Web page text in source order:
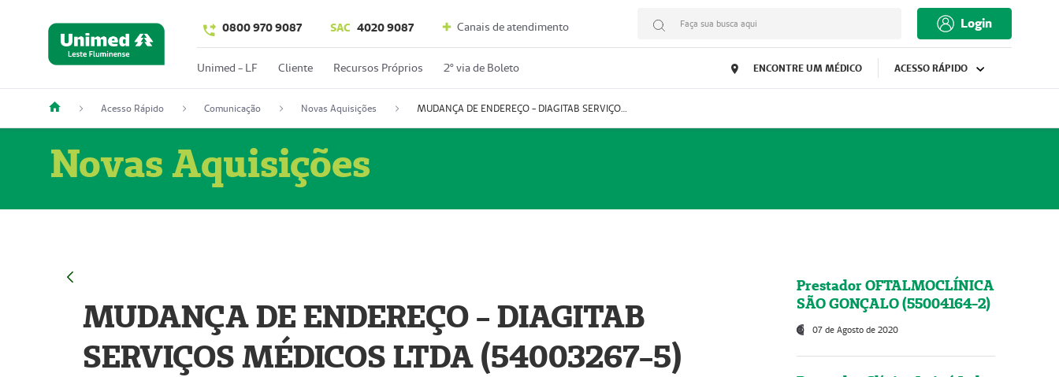
0800 970 9087 SAC 4020 9087 Canais de atendimento Faça sua busca aqui Login
Unimed - LF Cliente Recursos Próprios 2º via de Boleto ENCONTRE UM MÉDICO ACESSO RÁPIDO
Acesso Rápido Comunicação Novas Aquisições MUDANÇA DE ENDEREÇO - DIAGITAB SERVIÇOS MÉDICOS LTDA (54003267-5)
Novas Aquisições
MUDANÇA DE ENDEREÇO - DIAGITAB
SERVIÇOS MÉDICOS LTDA (54003267-5)
Prestador OFTALMOCLÍNICA
SÃO GONÇALO (55004164-2)
07 de Agosto de 2020